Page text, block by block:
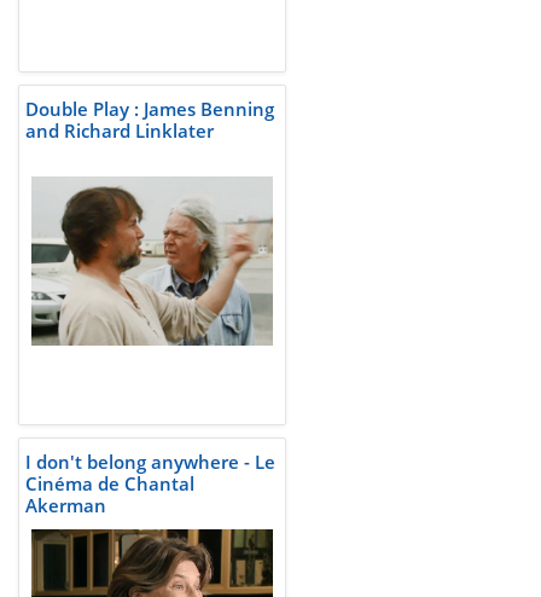
Double Play : James Benning
and Richard Linklater
I don't belong anywhere - Le
Cinéma de Chantal
Akerman